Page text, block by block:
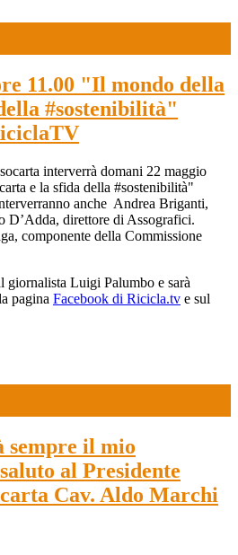
11.00 "Il mondo della
#sostenibilità"
interverrà domani 22 maggio
e la sfida della #sostenibilità"
anche Andrea Briganti,
D’Adda, direttore di Assografici.
componente della Commissione
giornalista Luigi Palumbo e sarà
pagina Facebook di Ricicla.tv e sul
sempre il mio
al Presidente
Cav. Aldo Marchi